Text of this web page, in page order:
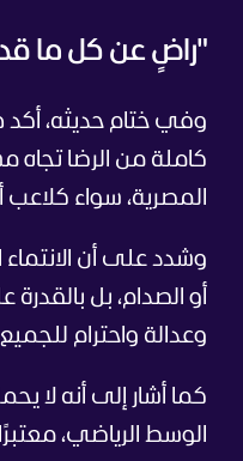
"راضٍ عن كل ما
وفي ختام حديثه، أكد
كاملة من الرضا تجاه
المصرية، سواء
وشدد على أن
أو الصدام، بل
وعدالة واحترام
كما أشار إلى أنه لا
الوسط الرياضي،